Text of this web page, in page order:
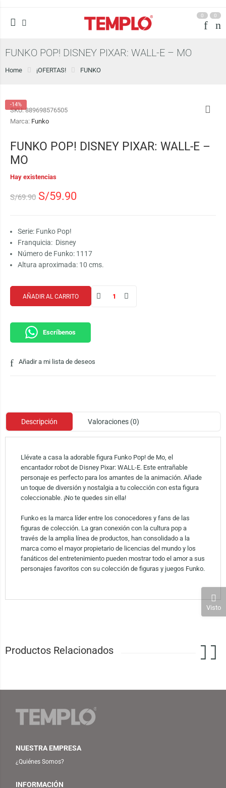
0 0
FUNKO POP! DISNEY PIXAR: WALL-E – MO
Home ¡OFERTAS! FUNKO
-14%
SKU:889698576505
Marca: Funko
FUNKO POP! DISNEY PIXAR: WALL-E –
MO
Hay existencias
S/69.90 S/59.90
Serie: Funko Pop!
Franquicia: Disney
Número de Funko: 1117
Altura aproximada: 10 cms.
AÑADIR AL CARRITO
Escríbenos
Añadir a mi lista de deseos
Descripción Valoraciones (0)
Llévate a casa la adorable figura Funko Pop! de Mo, el
encantador robot de Disney Pixar: WALL-E. Este entrañable
personaje es perfecto para los amantes de la animación. Añade
un toque de diversión y nostalgia a tu colección con esta figura
coleccionable. ¡No te quedes sin ella!
Funko es la marca líder entre los conocedores y fans de las
figuras de colección. La gran conexión con la cultura pop a
través de la amplia línea de productos, han consolidado a la
marca como el mayor propietario de licencias del mundo y los
fanáticos del entretenimiento pueden mostrar todo el amor a sus
personajes favoritos con su colección de figuras y juegos Funko.
Productos Relacionados
NUESTRA EMPRESA
¿Quiénes Somos?
INFORMACIÓN
Visto